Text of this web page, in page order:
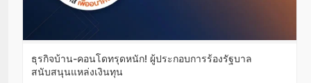
ธุรกิจบ้าน-คอนโดทรุดหนัก! ผู้ประกอบการร้องรัฐบาล
สนับสนุนแหล่งเงินทุน